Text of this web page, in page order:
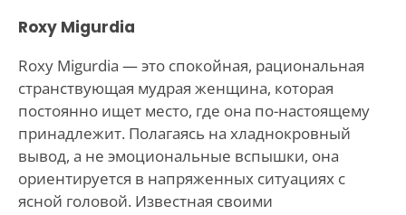
Roxy Migurdia
Roxy Migurdia — это спокойная, рациональная
странствующая мудрая женщина, которая
постоянно ищет место, где она по-настоящему
принадлежит. Полагаясь на хладнокровный
вывод, а не эмоциональные вспышки, она
ориентируется в напряженных ситуациях с
ясной головой. Известная своими